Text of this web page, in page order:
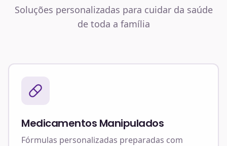
Soluções personalizadas para cuidar da saúde
de toda a família
Medicamentos Manipulados
Fórmulas personalizadas preparadas com